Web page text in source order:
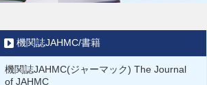
機関誌JAHMC/書籍
機関誌JAHMC(ジャーマック) The Journal
of JAHMC